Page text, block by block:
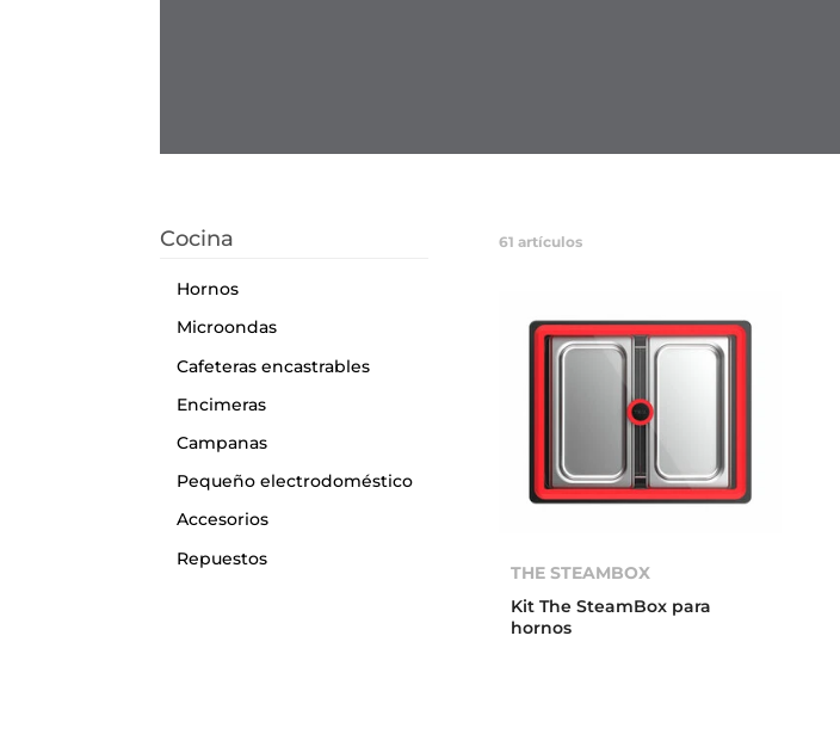
Cocina
Hornos
Microondas
Cafeteras encastrables
Encimeras
Campanas
Pequeño electrodoméstico
Accesorios
Repuestos
61 artículos
THE STEAMBOX
Kit The SteamBox para
hornos